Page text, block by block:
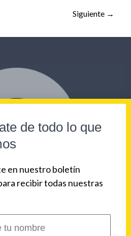
Siguiente →
de todo lo que
en nuestro boletín
recibir todas nuestras